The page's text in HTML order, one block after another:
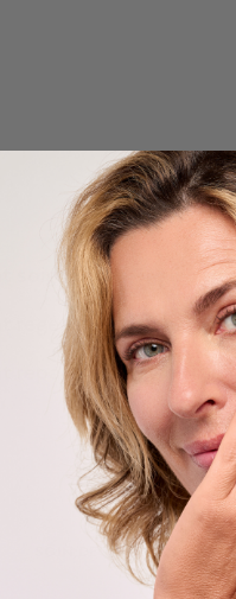
soigner des ongles
régénérer ses ongles ?
réparer les ongles
SOIN DES ONGLES